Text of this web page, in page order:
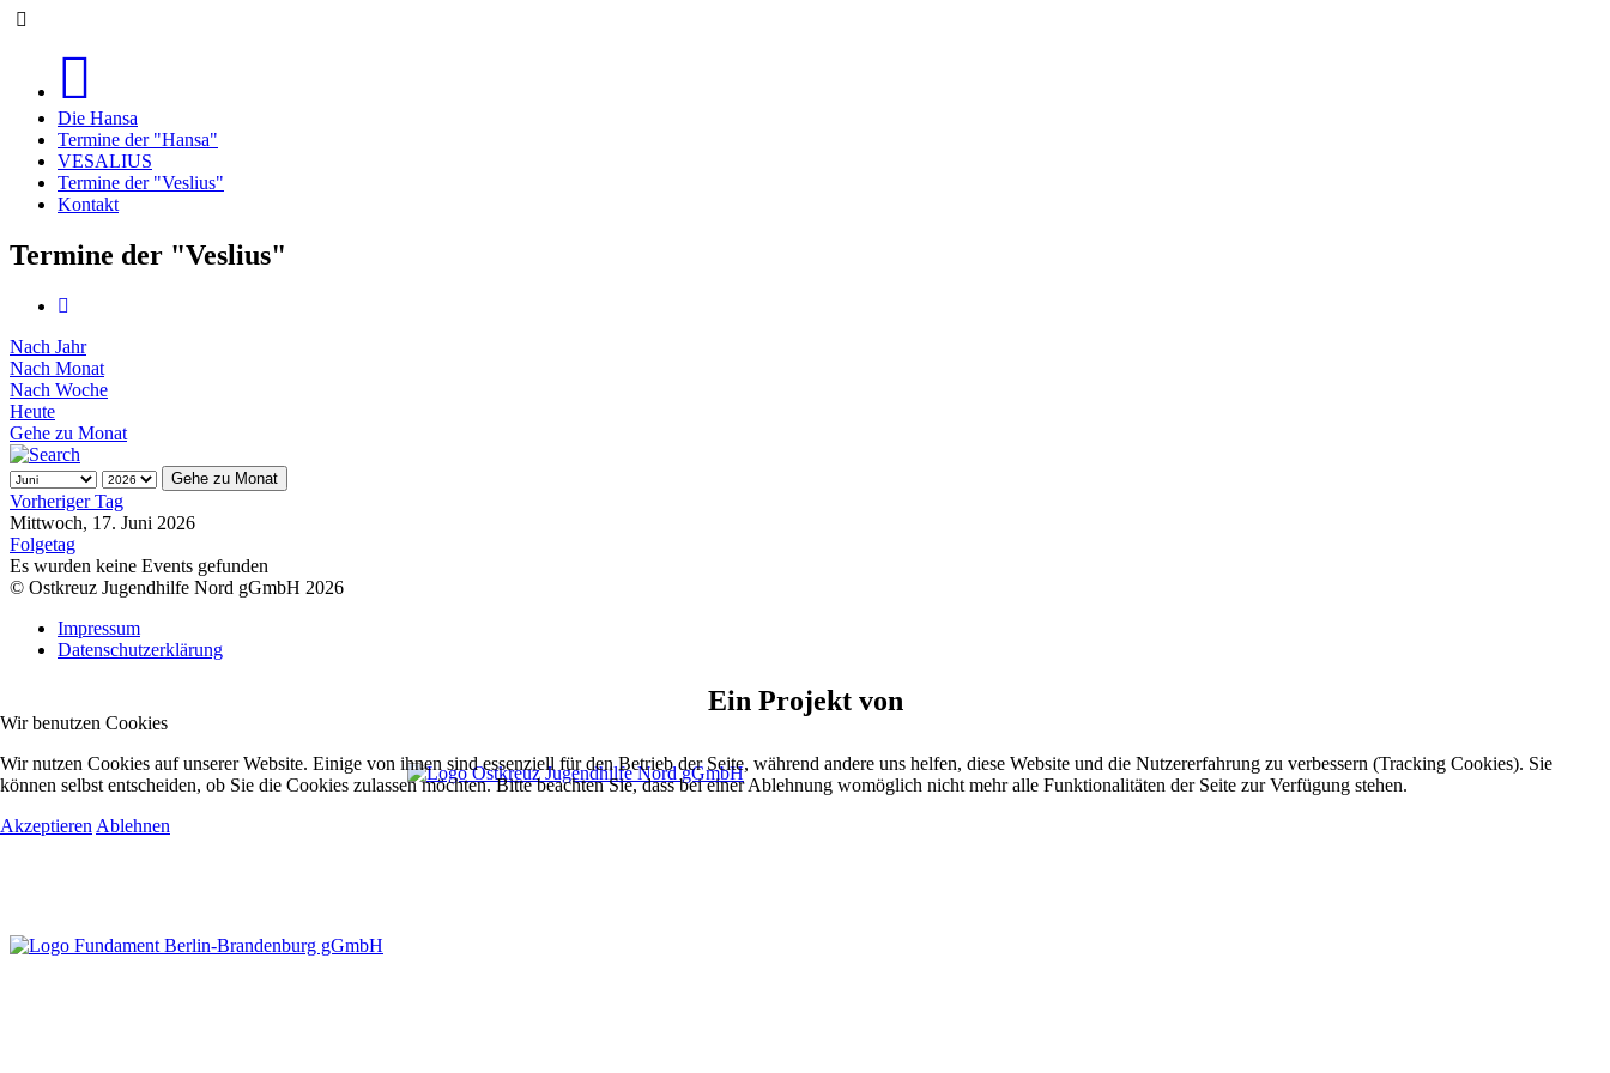
Die Hansa
Termine der "Hansa"
VESALIUS
Termine der "Veslius"
Kontakt
Termine der "Veslius"
Nach Jahr
Nach Monat
Nach Woche
Heute
Gehe zu Monat
Gehe zu Monat
Vorheriger Tag
Mittwoch, 17. Juni 2026
Folgetag
Es wurden keine Events gefunden
© Ostkreuz Jugendhilfe Nord gGmbH 2026
Impressum
Datenschutzerklärung
Ein Projekt von
Wir benutzen Cookies
Wir nutzen Cookies auf unserer Website. Einige von ihnen sind essenziell für den Betrieb der Seite, während andere uns helfen, diese Website und die Nutzererfahrung zu verbessern (Tracking Cookies). Sie
können selbst entscheiden, ob Sie die Cookies zulassen möchten. Bitte beachten Sie, dass bei einer Ablehnung womöglich nicht mehr alle Funktionalitäten der Seite zur Verfügung stehen.
Akzeptieren Ablehnen